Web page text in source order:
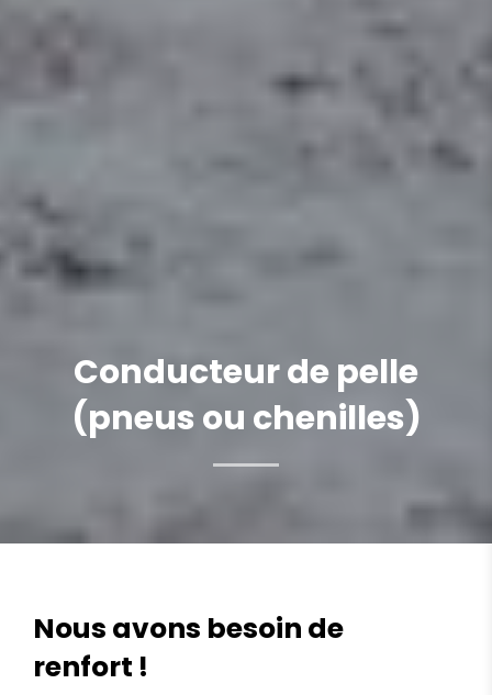
Conducteur de pelle
(pneus ou chenilles)
Nous avons besoin de
renfort !